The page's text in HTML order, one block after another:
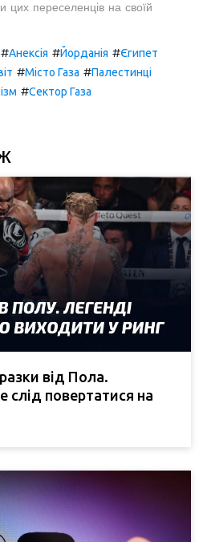
цих переселенців на своїй
#Анексія #Йорданія #Єгипет
#Місто Газа #Палестинці
#Сектор Газа
від Пола.
слід повертатися на